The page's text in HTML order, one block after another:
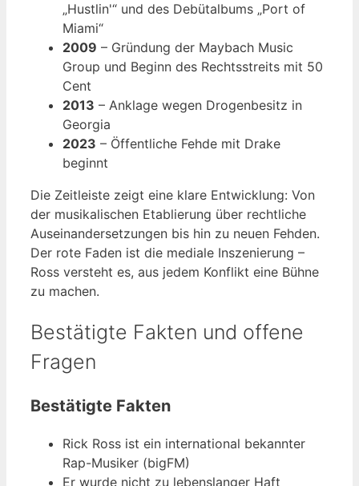
„Hustlin'“ und des Debütalbums „Port of
Miami“
2009 – Gründung der Maybach Music
Group und Beginn des Rechtsstreits mit 50
Cent
2013 – Anklage wegen Drogenbesitz in
Georgia
2023 – Öffentliche Fehde mit Drake
beginnt
Die Zeitleiste zeigt eine klare Entwicklung: Von
der musikalischen Etablierung über rechtliche
Auseinandersetzungen bis hin zu neuen Fehden.
Der rote Faden ist die mediale Inszenierung –
Ross versteht es, aus jedem Konflikt eine Bühne
zu machen.
Bestätigte Fakten und offene
Fragen
Bestätigte Fakten
Rick Ross ist ein international bekannter
Rap-Musiker (bigFM)
Er wurde nicht zu lebenslanger Haft